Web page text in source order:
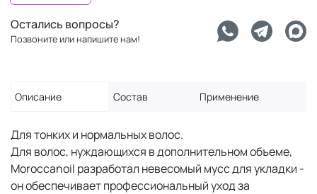
Остались вопросы?
Позвоните или напишите нам!
Описание Состав Применение
Для тонких и нормальных волос.
Для волос, нуждающихся в дополнительном объеме,
Moroccanoil разработал невесомый мусс для укладки -
он обеспечивает профессиональный уход за